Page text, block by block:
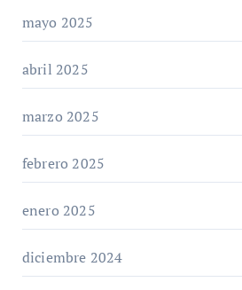
mayo 2025
abril 2025
marzo 2025
febrero 2025
enero 2025
diciembre 2024